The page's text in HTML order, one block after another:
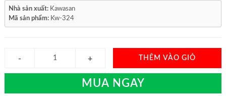
Nhà sản xuất: Kawasan
Mã sản phẩm: Kw-324
THÊM VÀO GIỎ
MUA NGAY